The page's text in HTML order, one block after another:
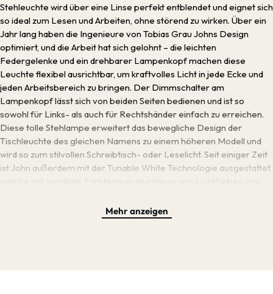
Stehleuchte wird über eine Linse perfekt entblendet und eignet sich
so ideal zum Lesen und Arbeiten, ohne störend zu wirken. Über ein
Jahr lang haben die Ingenieure von Tobias Grau Johns Design
optimiert, und die Arbeit hat sich gelohnt – die leichten
Federgelenke und ein drehbarer Lampenkopf machen diese
Leuchte flexibel ausrichtbar, um kraftvolles Licht in jede Ecke und
jeden Arbeitsbereich zu bringen. Der Dimmschalter am
Lampenkopf lässt sich von beiden Seiten bedienen und ist so
sowohl für Links- als auch für Rechtshänder einfach zu erreichen.
Diese tolle Stehlampe erweitert das bewegliche Design der
Tischleuchte des gleichen Namens zu einem höheren Modell und
wird so zum stilvollen Schreibtisch- oder Leselicht. Seit einiger Zeit
ist John außerdem mit der Tunable White Technologie ausgestattet,
Farbtemperaturen können gezielt auf individuelle Bedürfnisse des
Nutzers eingehen und fördern dank so jederzeit passender
Mehr anzeigen